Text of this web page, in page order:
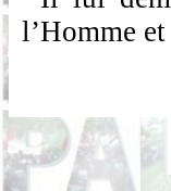
l’Homme